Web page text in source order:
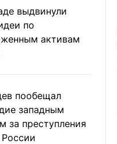
выдвинули
по
активам
пообещал
западным
за преступления